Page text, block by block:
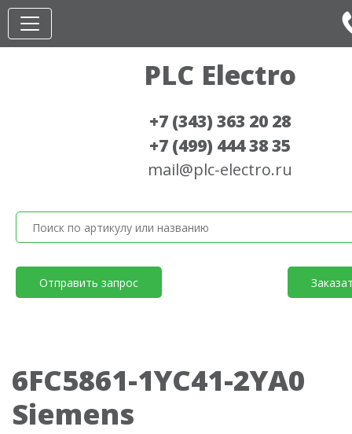
PLC Electro
+7 (343) 363 20 28
+7 (499) 444 38 35
mail@plc-electro.ru
Отправить запрос
6FC5861-1YC41-2YA0
Siemens